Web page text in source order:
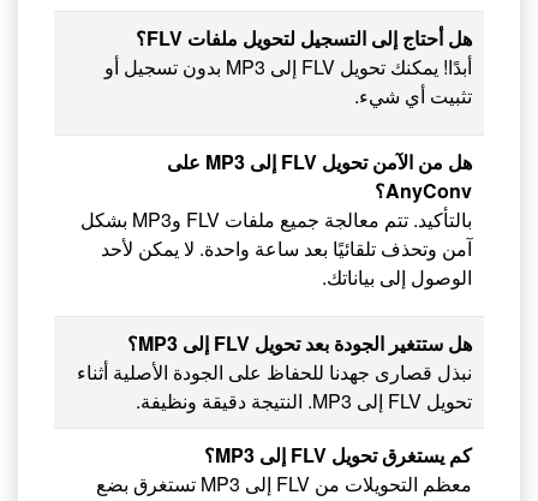
هل أحتاج إلى التسجيل لتحويل ملفات FLV؟
أبدًا! يمكنك تحويل FLV إلى MP3 بدون تسجيل أو
تثبيت أي شيء.
هل من الآمن تحويل FLV إلى MP3 على
AnyConv؟
بالتأكيد. تتم معالجة جميع ملفات FLV وMP3 بشكل
آمن وتحذف تلقائيًا بعد ساعة واحدة. لا يمكن لأحد
الوصول إلى بياناتك.
هل ستتغير الجودة بعد تحويل FLV إلى MP3؟
نبذل قصارى جهدنا للحفاظ على الجودة الأصلية أثناء
تحويل FLV إلى MP3. النتيجة دقيقة ونظيفة.
كم يستغرق تحويل FLV إلى MP3؟
معظم التحويلات من FLV إلى MP3 تستغرق بضع